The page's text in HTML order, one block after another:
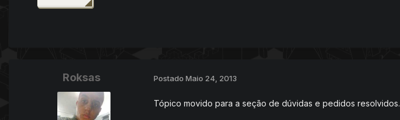
Roksas Postado Maio 24, 2013
Tópico movido para a seção de dúvidas e pedidos resolvidos.